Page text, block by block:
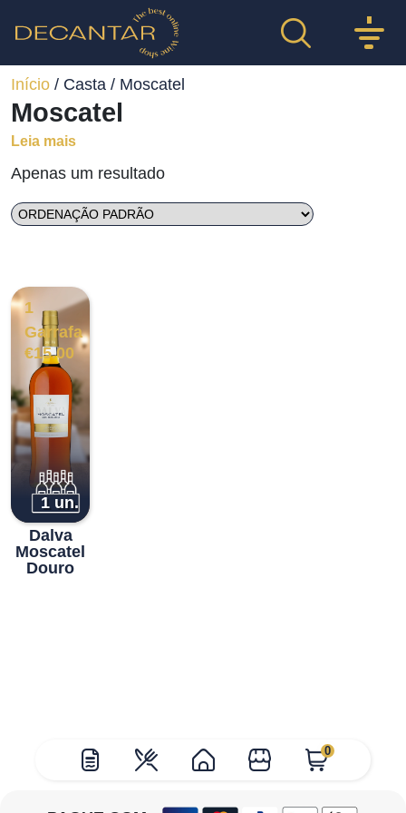
0
Início / Casta / Moscatel
Moscatel
Leia mais
Apenas um resultado
1
Garrafa
€15.00
1 un.
Dalva
Moscatel
Douro